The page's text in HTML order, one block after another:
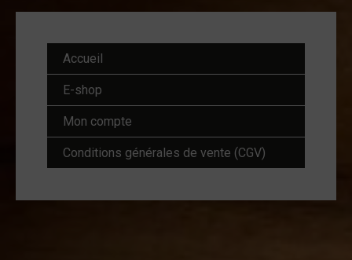
Accueil
E-shop
Mon compte
Conditions générales de vente (CGV)